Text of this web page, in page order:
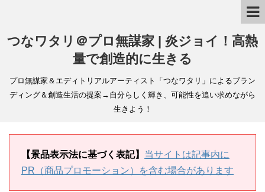
つなワタリ＠プロ無謀家 | 炎ジョイ！高熱
量で創造的に生きる
プロ無謀家＆エディトリアルアーティスト「つなワタリ」によるブラン
ディング＆創造生活の提案→自分らしく輝き、可能性を追い求めながら
生きよう！
【景品表示法に基づく表記】 当サイトは記事内に
PR（商品プロモーション）を含む場合があります